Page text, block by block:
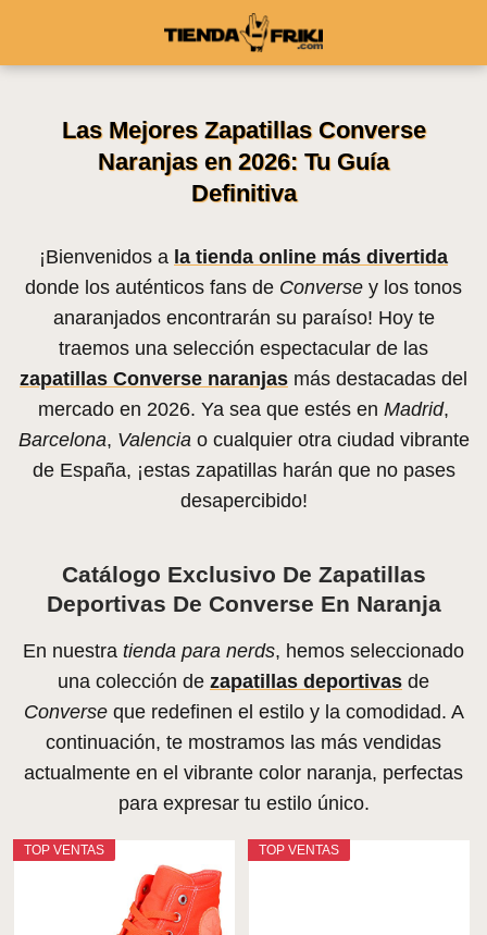
Las Mejores Zapatillas Converse
Naranjas en 2026: Tu Guía
Definitiva
¡Bienvenidos a la tienda online más divertida
donde los auténticos fans de Converse y los tonos
anaranjados encontrarán su paraíso! Hoy te
traemos una selección espectacular de las
zapatillas Converse naranjas más destacadas del
mercado en 2026. Ya sea que estés en Madrid,
Barcelona, Valenciao cualquier otra ciudad vibrante
de España, ¡estas zapatillas harán que no pases
desapercibido!
Catálogo Exclusivo De Zapatillas
Deportivas De Converse En Naranja
En nuestra tienda para nerds, hemos seleccionado
una colección de zapatillas deportivas de
Converseque redefinen el estilo y la comodidad. A
continuación, te mostramos las más vendidas
actualmente en el vibrante color naranja, perfectas
para expresar tu estilo único.
TOP VENTAS TOP VENTAS